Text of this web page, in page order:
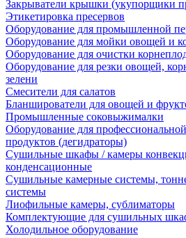
Закрыватели крышки (укупорщики
Этикетировка пресервов
Оборудование для промышленной
Оборудование для мойки овощей и
Оборудование для очистки
Оборудование для резки овощей,
зелени
Смесители для салатов
Бланширователи для овощей и
Промышленные соковыжималки
Оборудование для
продуктов (дегидраторы)
Сушильные шкафы / камеры
конденсационные
Сушильные камерные системы,
системы
Лиофильные камеры, сублиматоры
Комплектующие для сушильных
Холодильное оборудование